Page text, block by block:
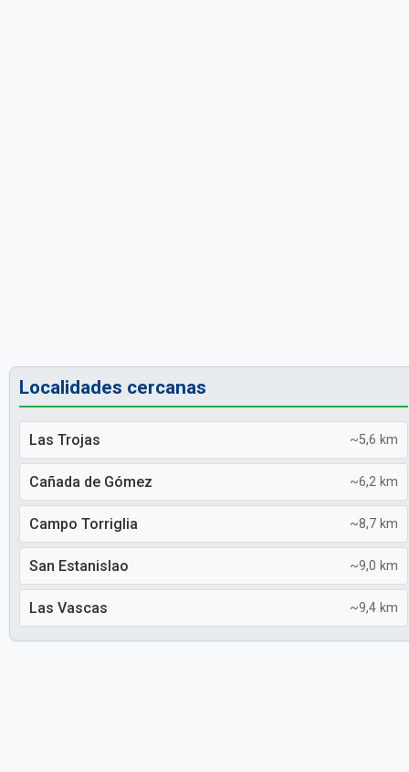
Localidades cercanas
Las Trojas ~5,6 km
Cañada de Gómez ~6,2 km
Campo Torriglia ~8,7 km
San Estanislao ~9,0 km
Las Vascas ~9,4 km